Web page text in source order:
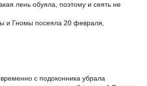
лень обуяла, поэтому и сеять не
и Гномы посеяла 20 февраля,
с подоконника убрала